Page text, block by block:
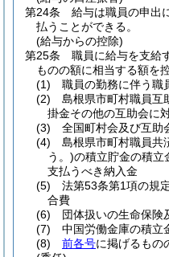
第24条
給与は職員の申出
払うことができる。
(給与からの控除)
第25条
職員に給与を支給
ものの額に相当する額を
(1)
職員の勤務に伴う職
(2)
島根県市町村職員互
掛金その他の互助会に
(3)
全国町村会及び互助
(4)
島根県市町村職員共
う。)の積立貯金の積立
支払うべき納入金
(5)
法第53条第1項の規
合費
(6)
団体扱いの生命保険
(7)
中国労働金庫の積立
(8)
前各号に掲げるもの